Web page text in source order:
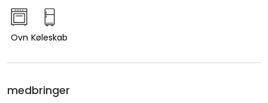
Ovn Køleskab
medbringer